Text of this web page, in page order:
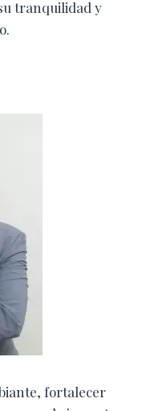
tranquilidad y
fortalecer